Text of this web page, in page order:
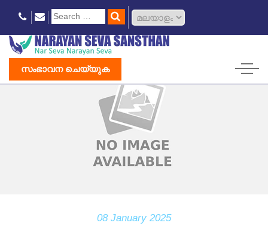
സംഭാവന ചെയ്യുക
08 January 2025